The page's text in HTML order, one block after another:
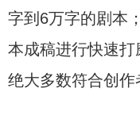
字到6万字的剧本
本成稿进行快速打
绝大多数符合创作